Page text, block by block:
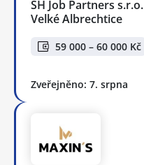
SH Job Partners s.r.o.
Velké Albrechtice
59 000 – 60 000 Kč
Zveřejněno: 7. srpna